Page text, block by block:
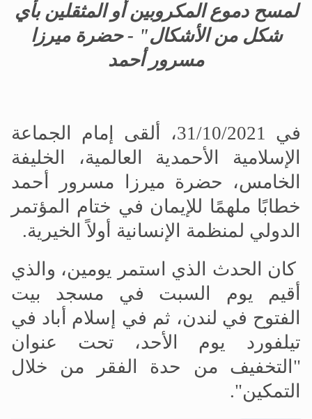
لمسح دموع المكروبين أو المثقلين بأي
شكل من الأشكال" - حضرة ميرزا
مسرور أحمد
في 31/10/2021، ألقى إمام الجماعة
الإسلامية الأحمدية العالمية، الخليفة
الخامس، حضرة ميرزا مسرور أحمد
خطابًا ملهمًا للإيمان في ختام المؤتمر
الدولي لمنظمة الإنسانية أولاً الخيرية.
كان الحدث الذي استمر يومين، والذي
أقيم يوم السبت في مسجد بيت
الفتوح في لندن، ثم في إسلام أباد في
تيلفورد يوم الأحد، تحت عنوان
"التخفيف من حدة الفقر من خلال
التمكين".